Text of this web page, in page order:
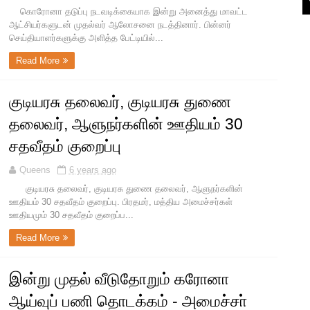
கொரோனா தடுப்பு நடவடிக்கையாக இன்று அனைத்து மாவட்ட
ஆட்சியர்களுடன் முதல்வர் ஆலோசனை நடத்தினார். பின்னர்
செய்தியாளர்களுக்கு அளித்த பேட்டியில்...
Read More
குடியரசு தலைவர், குடியரசு துணை
தலைவர், ஆளுநர்களின் ஊதியம் 30
சதவீதம் குறைப்பு
Queens
6 years ago
குடியரசு தலைவர், குடியரசு துணை தலைவர், ஆளுநர்களின்
ஊதியம் 30 சதவீதம் குறைப்பு. பிரதமர், மத்திய அமைச்சர்கள்
ஊதியமும் 30 சதவீதம் குறைப்ப...
Read More
இன்று முதல் வீடுதோறும் கரோனா
ஆய்வுப் பணி தொடக்கம் - அமைச்சா்